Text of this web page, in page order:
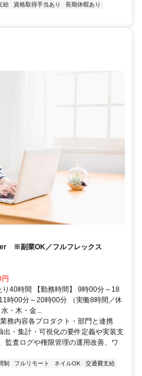
給 資格取得手当あり
長期休暇あり
※副業OK／フルフレックス
40時間 【勤務時間】 9時00分～18
時00分～20時00分 （実働8時間／休
・木・金...
務内容各プロダクト・部門と連携
出・集計・可視化の要件定義や実装支
監査ログや権限管理の運用改善、ワ
制 フルリモート ネイルOK
交通費支給